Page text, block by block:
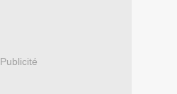
Publicité